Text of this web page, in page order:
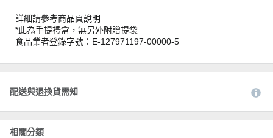
詳細請參考商品頁說明
*此為手提禮盒，無另外附贈提袋
食品業者登錄字號：E-127971197-00000-5
配送與退換貨需知
相關分類